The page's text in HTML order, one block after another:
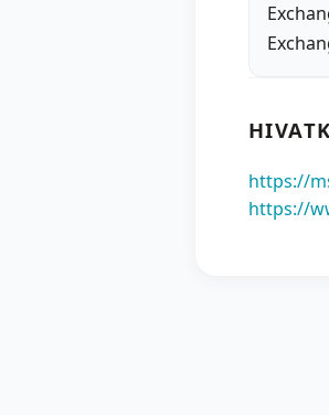
https://
https://